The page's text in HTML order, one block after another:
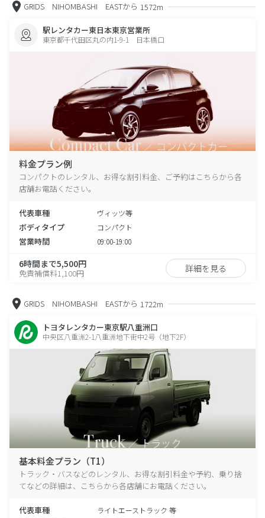
GRIDS NIHOMBASHI EASTから 1572m
駅レンタカー東日本東京営業所
東京都千代田区丸の内1-9-1 日本橋口
料金プラン例
コンパクトのレンタル、お得な割引料金、ご予約はこちらから各
店舗お電話ください。
代表車種 ヴィッツ等
ボディタイプ コンパクト
営業時間 09:00-19:00
6時間まで5,500円
免責補償料1,100円 詳細を見る
GRIDS NIHOMBASHI EASTから 1722m
トヨタレンタカー東京駅八重洲口
中央区八重洲2-1八重洲地下街中2号（地下2F）
基本料金プラン（T1）
トラック・バスなどのレンタル、お得な割引料金や予約、乗り捨
てなどの詳細は、こちらから各店舗にお電話ください。
代表車種 ライトエーストラック 等